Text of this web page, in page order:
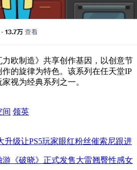
力欧制造》共享创作基因，以创意节
作的旋律为特色。该系列在任天堂IP
视为经典系列之一。
间 领英
升级让PS5玩家眼红粉丝催索尼跟进
游《破晓》正式发售大雷翘臀性感女